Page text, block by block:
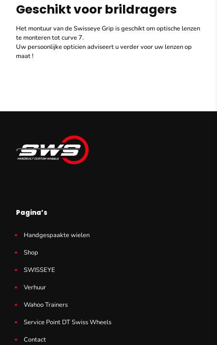
Geschikt voor brildragers
Het montuur van de Swisseye Grip is geschikt om optische lenzen
te monteren tot curve 7.
Uw persoonlijke opticien adviseert u verder voor uw lenzen op
maat !
Pagina’s
Handgespaakte wielen
Shop
SWISSEYE
Verhuur
Wahoo Trainers
Service Point DT Swiss Wheels
Contact